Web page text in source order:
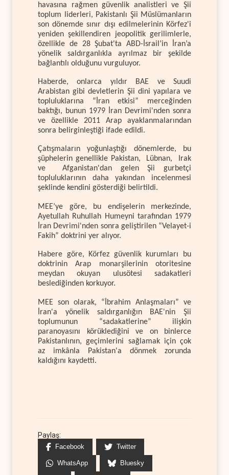
havasına rağmen güvenlik analistleri ve Şii
toplum liderleri, Pakistanlı Şii Müslümanların
son dönemde sınır dışı edilmelerinin Körfez'i
yeniden şekillendiren jeopolitik gerilimlerle,
özellikle de 28 Şubat'ta ABD-İsrail’in İran’a
yönelik saldırganlıkla ayrılmaz bir şekilde
bağlantılı olduğunu vurguluyor.
Haberde, onlarca yıldır BAE ve Suudi
Arabistan gibi devletlerin Şii dini yapılara ve
topluluklarına “İran etkisi” merceğinden
baktığı, bunun 1979 İran Devrimi'nden sonra
ve özellikle 2011 Arap ayaklanmalarından
sonra belirginleştiği ifade edildi.
Çatışmaların yoğunlaştığı dönemlerde, bu
şüphelerin genellikle Pakistan, Lübnan, Irak
ve Afganistan'dan gelen Şii gurbetçi
topluluklarının daha yakından incelenmesi
şeklinde kendini gösterdiği belirtildi.
MEE’ye göre, bu endişelerin merkezinde,
Ayetullah Ruhullah Humeyni tarafından 1979
İran Devrimi'nden sonra geliştirilen “Velayet-i
Fakih” doktrini yer alıyor.
Habere göre, Körfez güvenlik kurumları bu
doktrinin Arap monarşilerinin otoritesine
meydan okuyan ulusötesi sadakatleri
beslediğinden korkuyor.
MEE son olarak, “İbrahim Anlaşmaları” ve
İran'a yönelik saldırganlığın BAE'nin Şii
toplumunun “sadakatlerine” ilişkin
paranoyasını körüklediğini ve on binlerce
Pakistanlının, geçimlerini sağlamak için çok
az imkânla Pakistan'a dönmek zorunda
kaldığını kaydetti.
Paylaş:
Facebook Twitter
WhatsApp Bluesky